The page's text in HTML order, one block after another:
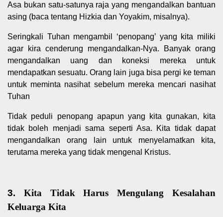
Asa bukan satu-satunya raja yang mengandalkan bantuan
asing (baca tentang Hizkia dan Yoyakim, misalnya).
Seringkali Tuhan mengambil ‘penopang’ yang kita miliki
agar kira cenderung mengandalkan-Nya. Banyak orang
mengandalkan uang dan koneksi mereka untuk
mendapatkan sesuatu. Orang lain juga bisa pergi ke teman
untuk meminta nasihat sebelum mereka mencari nasihat
Tuhan
Tidak peduli penopang apapun yang kita gunakan, kita
tidak boleh menjadi sama seperti Asa. Kita tidak dapat
mengandalkan orang lain untuk menyelamatkan kita,
terutama mereka yang tidak mengenal Kristus.
3.
Kita Tidak Harus Mengulang Kesalahan
Keluarga Kita